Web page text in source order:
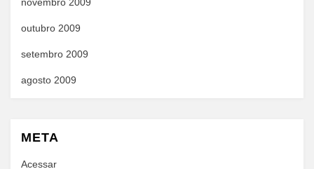
outubro 2009
setembro 2009
agosto 2009
META
Acessar